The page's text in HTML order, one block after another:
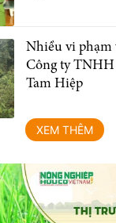
Nhiều vi phạm
Công ty
Tam Hiệp
XEM THÊM